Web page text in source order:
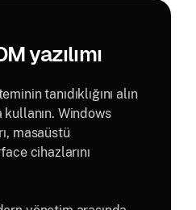
yazılımı
tanıdıklığını alın
kullanın. Windows
masaüstü
cihazlarını